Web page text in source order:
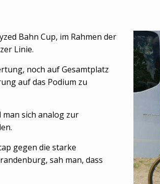
Bahn Cup, im Rahmen der
Linie.
noch auf Gesamtplatz
auf das Podium zu
sich analog zur
gegen die starke
sah man, dass